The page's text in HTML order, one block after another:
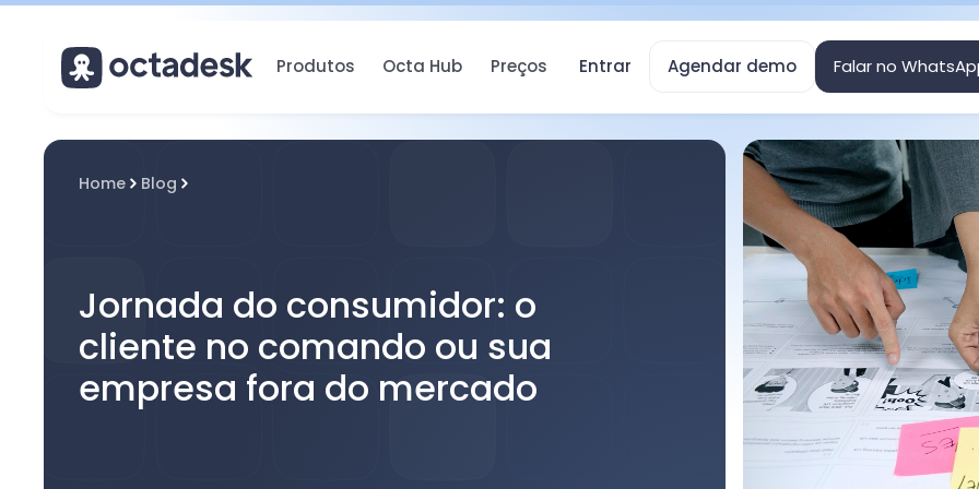
Entrar Agendar demo Falar no
Produtos Octa Hub Preços
Home Blog
Jornada do consumidor: o
cliente no comando ou sua
empresa fora do mercado